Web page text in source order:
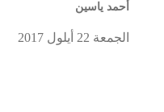
أحمد ياسين
الجمعة 22 أيلول 2017